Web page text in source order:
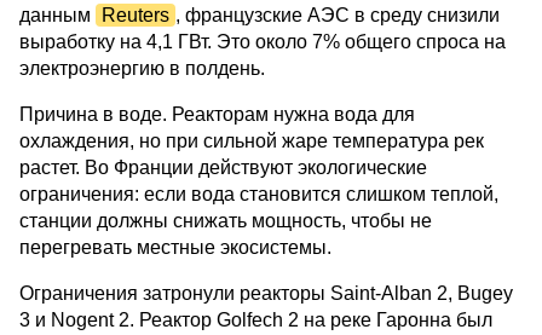
данным
Reuters , французские АЭС в среду снизили
выработку на 4,1 ГВт. Это около 7% общего спроса на
электроэнергию в полдень.
Причина в воде. Реакторам нужна вода для
охлаждения, но при сильной жаре температура рек
растет. Во Франции действуют экологические
ограничения: если вода становится слишком теплой,
станции должны снижать мощность, чтобы не
перегревать местные экосистемы.
Ограничения затронули реакторы Saint-Alban 2, Bugey
3 и Nogent 2. Реактор Golfech 2 на реке Гаронна был